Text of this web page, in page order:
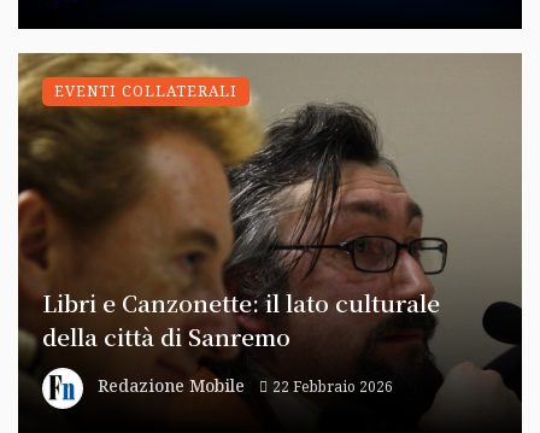
Libri e Canzonette: il lato culturale
della città di Sanremo
Redazione Mobile 22 Febbraio 2026
EVENTI COLLATERALI